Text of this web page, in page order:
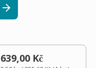
639,00 Kč